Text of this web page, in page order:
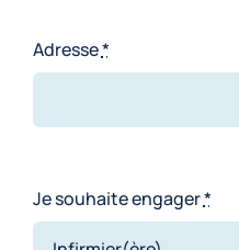
Adresse*
Je souhaite engager*